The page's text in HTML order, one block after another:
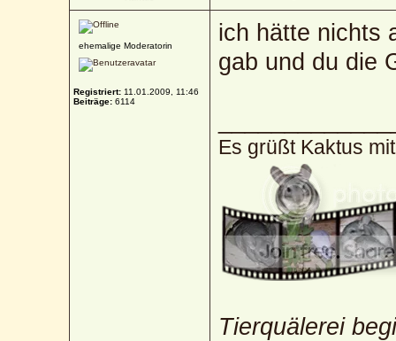
ehemalige Moderatorin
Registriert: 11.01.2009, 11:46
Beiträge: 6114
ich hätte nichts
gab und du die
Es grüßt Kaktus
Tierquälerei